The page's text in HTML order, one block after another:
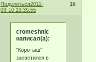
Поделиться 16
2011-
03-10 13:39:55
cromeshnic
написал(а):
"Коротыш"
засветился в